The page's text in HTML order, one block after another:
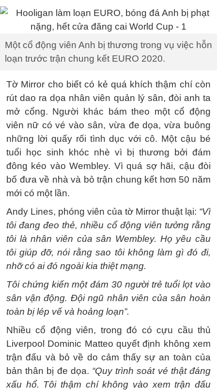
Một cổ động viên Anh bị thương trong vụ việc hỗn
loạn trước trận chung kết EURO 2020.
Tờ Mirror cho biết có kẻ quá khích thậm chí còn
rút dao ra dọa nhân viên quản lý sân, đòi anh ta
mở cổng. Người khác bám theo một cổ động
viên nữ có vé vào sân, vừa đe dọa, vừa buông
những lời quấy rối tình dục với cô. Một cậu bé
tuổi học sinh khóc nhè vì bị thương bởi đám
đông kéo vào Wembley. Vì quá sợ hãi, cậu đòi
bố đưa về nhà và bỏ trận chung kết hơn 50 năm
mới có một lần.
Andy Lines, phóng viên của tờ Mirror thuật lại: “Vì
tôi đang đeo thẻ, nhiều cổ động viên tưởng rằng
tôi là nhân viên của sân Wembley. Họ yêu cầu
tôi giúp đỡ, nói rằng sao tôi không làm gì đó đi,
nhỡ có ai đó ngoài kia thiệt mạng.
Tôi chứng kiến một đám 30 người trẻ tuổi lọt vào
sân vận động. Đội ngũ nhân viên của sân hoàn
toàn bị lép vế và hoảng loạn”.
Nhiều cổ động viên, trong đó có cựu cầu thủ
Liverpool Dominic Matteo quyết định không xem
trận đấu và bỏ về do cảm thấy sự an toàn của
bản thân bị đe dọa. “Quy trình soát vé thật đáng
xấu hổ. Tôi thậm chí không vào xem trận đấu